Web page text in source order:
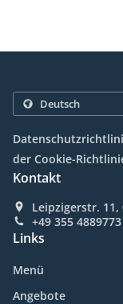
der Cookie-
Kontakt
Leipzigerstr.
+49 355 4889773
Links
Menü
Angebote